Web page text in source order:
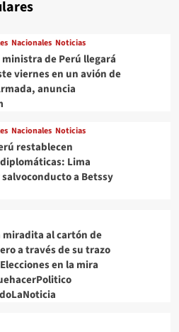
Nacionales Noticias
ministra de Perú llegará
viernes en un avión de
anuncia
Nacionales Noticias
restablecen
Lima
a Betssy
miradita al cartón de
a través de su trazo
en la mira